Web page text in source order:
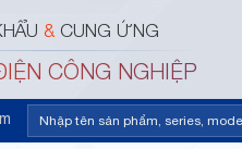
&CUNG ỨNG
CÔNG NGHIỆP